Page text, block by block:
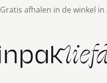
Gratis afhalen in de winkel in